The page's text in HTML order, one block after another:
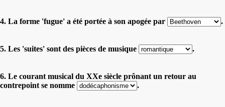
4. La forme 'fugue' a été portée à son apogée par .
5. Les 'suites' sont des pièces de musique .
6. Le courant musical du XXe siècle prônant un retour au
contrepoint se nomme
.